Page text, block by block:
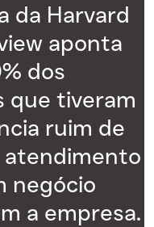
da Harvard
aponta
dos
que tiveram
ruim de
negócio
a empresa.